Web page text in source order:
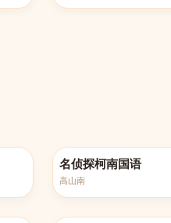
名侦探柯南国语
高山南